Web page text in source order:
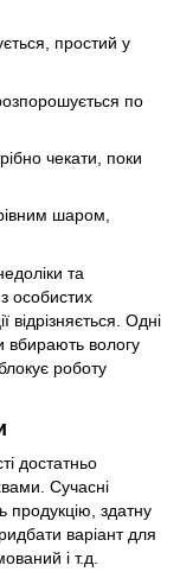
простий у
по
чекати, поки
шаром,
та
особистих
відрізняється. Одні
вбирають вологу
роботу
достатньо
Сучасні
продукцію, здатну
варіант для
і т.д.